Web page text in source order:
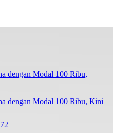
dengan Modal 100 Ribu, Kini